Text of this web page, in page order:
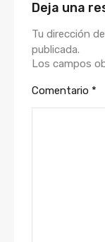
Deja una
Tu dirección
publicada.
Los campos
Comentario *